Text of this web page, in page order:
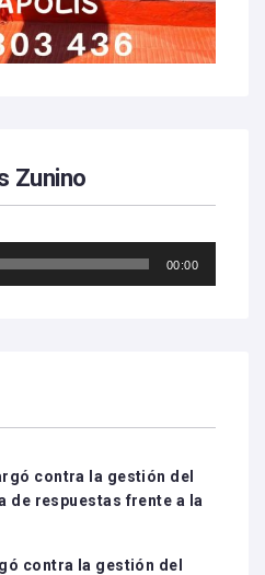
Zunino
00:00
contra la gestión del
de respuestas frente a la
contra la gestión del